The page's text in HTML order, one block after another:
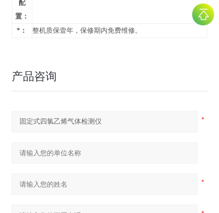
配
置：
*： 整机质保壹年，保修期内免费维修。
产品咨询